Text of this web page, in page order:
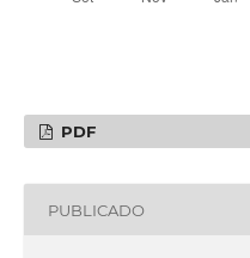
PDF
PUBLICADO